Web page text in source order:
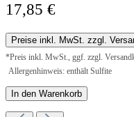
17,85 €
Preise inkl. MwSt. zzgl.
*Preis inkl. MwSt., ggf. zzgl.
Allergenhinweis: enthält Sulfite
In den Warenkorb